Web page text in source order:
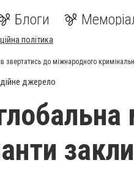
Блоги
політика
звертатись до міжнародного
джерело